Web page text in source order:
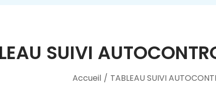
SUIVI
Accueil / TABLEAU SUIVI